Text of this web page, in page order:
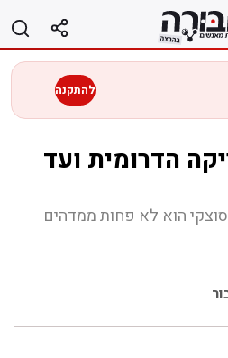
להתקנה
הדרומית ועד
הוא לא פחות ממדהים